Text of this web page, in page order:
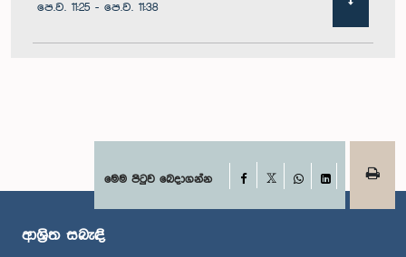
පෙ.ව. 11:25 - පෙ.ව. 11:38
පෙ.ව. 11:55 - ප.ව. 12:01මෙම පිටුව බෙදාගන්න Facebook
WhatsApp
LinkedIn
ආශ්‍රිත සබැඳි